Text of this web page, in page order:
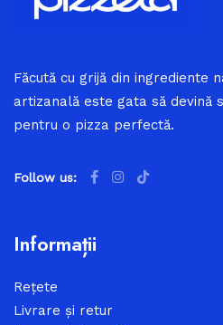
Făcută cu grijă din ingrediente
artizanală este gata să devină
pentru o pizza perfectă.
Follow us:
Informații
Rețete
Livrare și retur